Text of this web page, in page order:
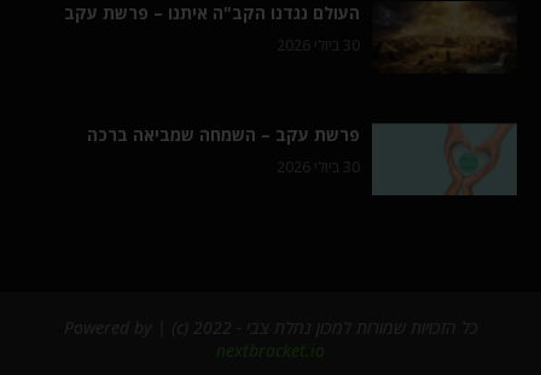
העולם נגדנו הקב"ה איתנו – פרשת עקב
30 ביולי 2026
פרשת עקב – השמחה שמביאה ברכה
30 ביולי 2026
nextbracket.io